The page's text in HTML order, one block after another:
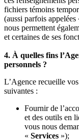
fichiers témoins
(aussi parfois
nous permettent
et certaines de ses
4. À quelles fins
personnels ?
L’Agence recueille
suivantes :
Fournir de
et des outils en
vous nous
« Services »);